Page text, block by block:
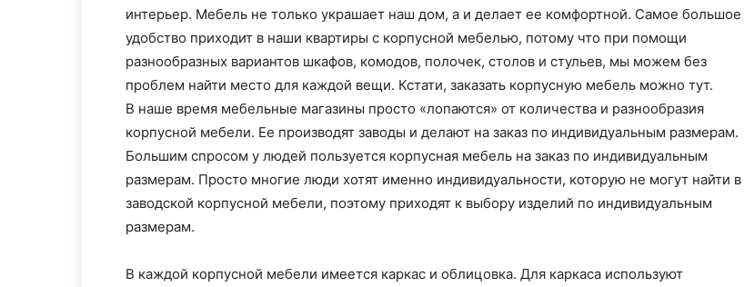
интерьер. Мебель не только украшает наш дом, а и делает ее комфортной. Самое большое
удобство приходит в наши квартиры с корпусной мебелью, потому что при помощи
разнообразных вариантов шкафов, комодов, полочек, столов и стульев, мы можем без
проблем найти место для каждой вещи. Кстати, заказать корпусную мебель можно тут.
В наше время мебельные магазины просто «лопаются» от количества и разнообразия
корпусной мебели. Ее производят заводы и делают на заказ по индивидуальным размерам.
Большим спросом у людей пользуется корпусная мебель на заказ по индивидуальным
размерам. Просто многие люди хотят именно индивидуальности, которую не могут найти в
заводской корпусной мебели, поэтому приходят к выбору изделий по индивидуальным
размерам.
В каждой корпусной мебели имеется каркас и облицовка. Для каркаса используют